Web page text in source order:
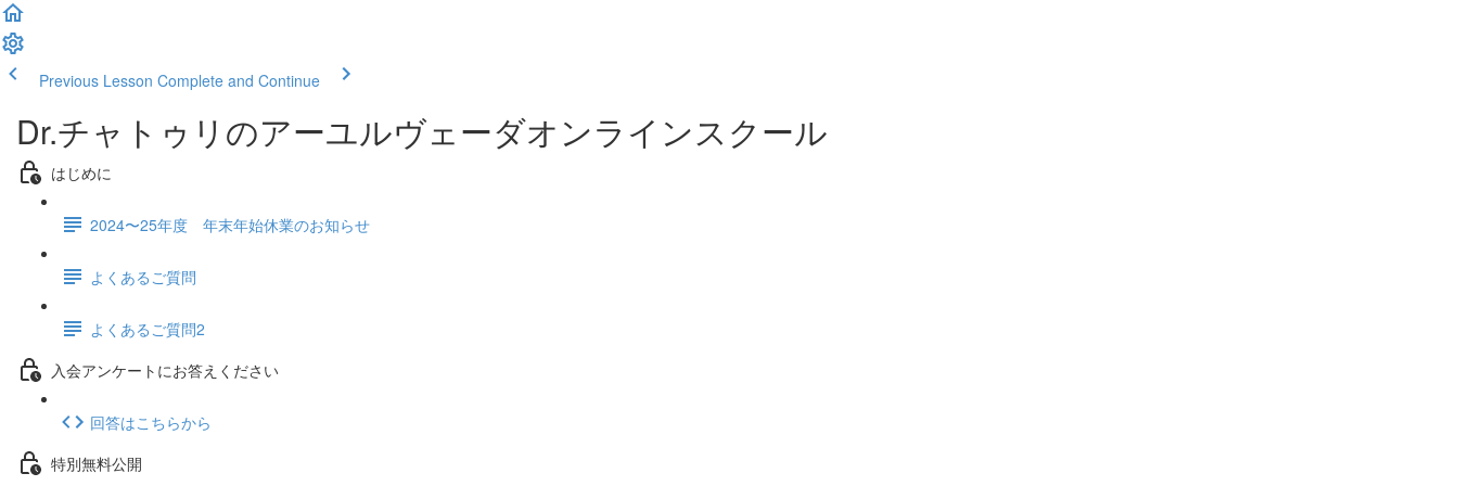
Previous Lesson Complete and Continue
Dr.チャトゥリのアーユルヴェーダオンラインスクール
はじめに
2024〜25年度 年末年始休業のお知らせ
よくあるご質問
よくあるご質問2
入会アンケートにお答えください
回答はこちらから
特別無料公開